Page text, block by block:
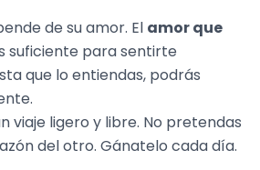
de su amor. El amor que
suficiente para sentirte
que lo entiendas, podrás
viaje ligero y libre. No pretendas
del otro. Gánatelo cada día.